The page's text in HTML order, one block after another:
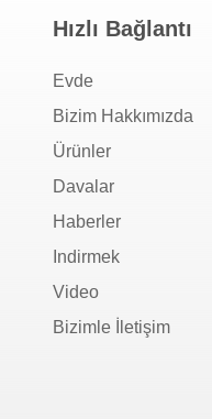
Hızlı Bağlantı
Evde
Bizim Hakkımızda
Ürünler
Davalar
Haberler
Indirmek
Video
Bizimle İletişim